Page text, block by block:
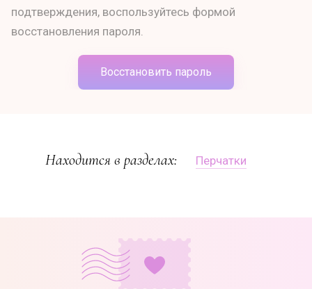
подтверждения, воспользуйтесь формой
восстановления пароля.
Восстановить пароль
Находится в разделах: Перчатки